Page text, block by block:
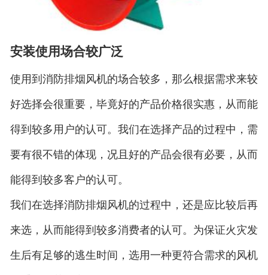
安装使用场合较广泛
使用到消防排烟风机的场合较多，那么根据需求来较
好选择会很重要，毕竟好的产品价格很实惠，从而能
得到较多用户的认可。我们在选择产品的过程中，需
要有很不错的体现，况且好的产品会很有必要，从而
能得到较多客户的认可。
我们在选择消防排烟风机的过程中，还是应比较后再
来选，从而能得到较多消费者的认可。为保证火灾发
生后有足够的逃生时间，选用一种更符合需求的风机